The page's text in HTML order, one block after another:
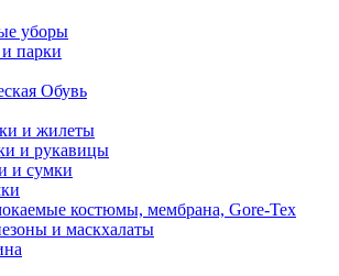
уборы
парки
Обувь
и жилеты
и рукавицы
и сумки
костюмы, мембрана, Gore-Tex
и маскхалаты